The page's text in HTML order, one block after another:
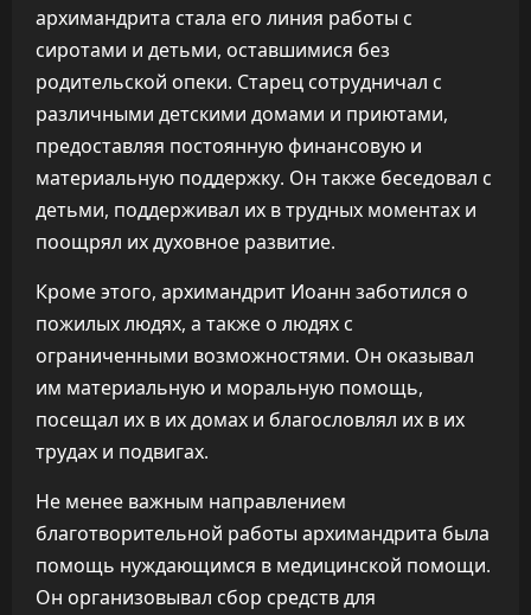
архимандрита стала его линия работы с
сиротами и детьми, оставшимися без
родительской опеки. Старец сотрудничал с
различными детскими домами и приютами,
предоставляя постоянную финансовую и
материальную поддержку. Он также беседовал с
детьми, поддерживал их в трудных моментах и
поощрял их духовное развитие.
Кроме этого, архимандрит Иоанн заботился о
пожилых людях, а также о людях с
ограниченными возможностями. Он оказывал
им материальную и моральную помощь,
посещал их в их домах и благословлял их в их
трудах и подвигах.
Не менее важным направлением
благотворительной работы архимандрита была
помощь нуждающимся в медицинской помощи.
Он организовывал сбор средств для